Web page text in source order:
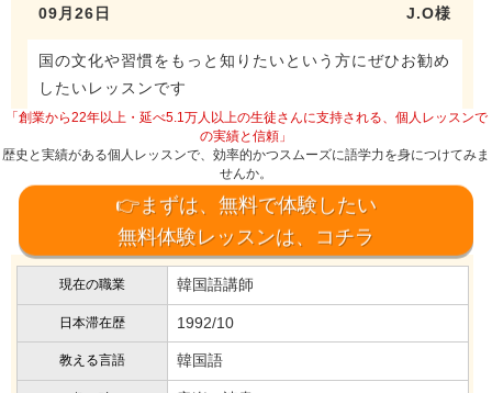
09月26日 J.O様
国の文化や習慣をもっと知りたいという方にぜひお勧め
したいレッスンです
「創業から22年以上・延べ5.1万人以上の生徒さんに支持される、個人レッスンで
の実績と信頼」
歴史と実績がある個人レッスンで、効率的かつスムーズに語学力を身につけてみま
せんか。
👉まずは、無料で体験したい
無料体験レッスンは、コチラ
現在の職業 韓国語講師
日本滞在歴 1992/10
教える言語 韓国語